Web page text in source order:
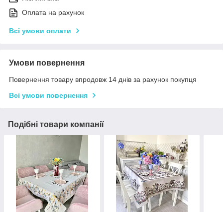
Оплата на рахунок
Всі умови оплати
Умови повернення
Повернення товару впродовж 14 днів за рахунок покупця
Всі умови повернення
Подібні товари компанії